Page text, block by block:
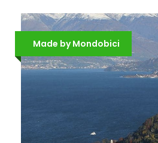
Made by Mondobici